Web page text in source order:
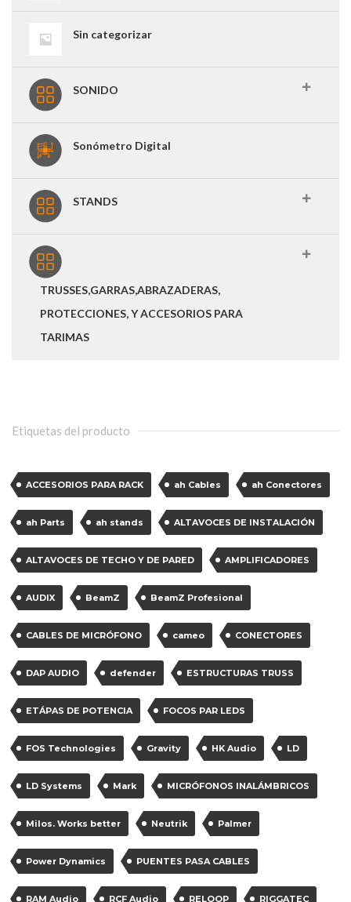
Sin categorizar
SONIDO
Sonómetro Digital
STANDS
TRUSSES,GARRAS,ABRAZADERAS,
PROTECCIONES, Y ACCESORIOS PARA
TARIMAS
Etiquetas del producto
ACCESORIOS PARA RACK ah Cables ah Conectores
ah Parts ah stands ALTAVOCES DE INSTALACIÓN
ALTAVOCES DE TECHO Y DE PARED AMPLIFICADORES
AUDIX BeamZ BeamZ Profesional
CABLES DE MICRÓFONO cameo CONECTORES
DAP AUDIO defender ESTRUCTURAS TRUSS
ETÁPAS DE POTENCIA FOCOS PAR LEDS
FOS Technologies Gravity HK Audio LD
LD Systems Mark MICRÓFONOS INALÁMBRICOS
Milos. Works better Neutrik Palmer
Power Dynamics PUENTES PASA CABLES
RAM Audio RCF Audio RELOOP RIGGATEC